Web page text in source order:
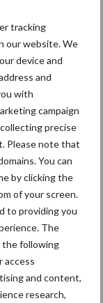
tracking
our website. We
device and
and
with
campaign
precise
Please note that
You can
by clicking the
of your screen.
to providing you
The
the following
access
and content,
research,
bij lage
een stroblazer.
tot
de vereiste
deze
ECO-Ride is
is
profiteert hij dus